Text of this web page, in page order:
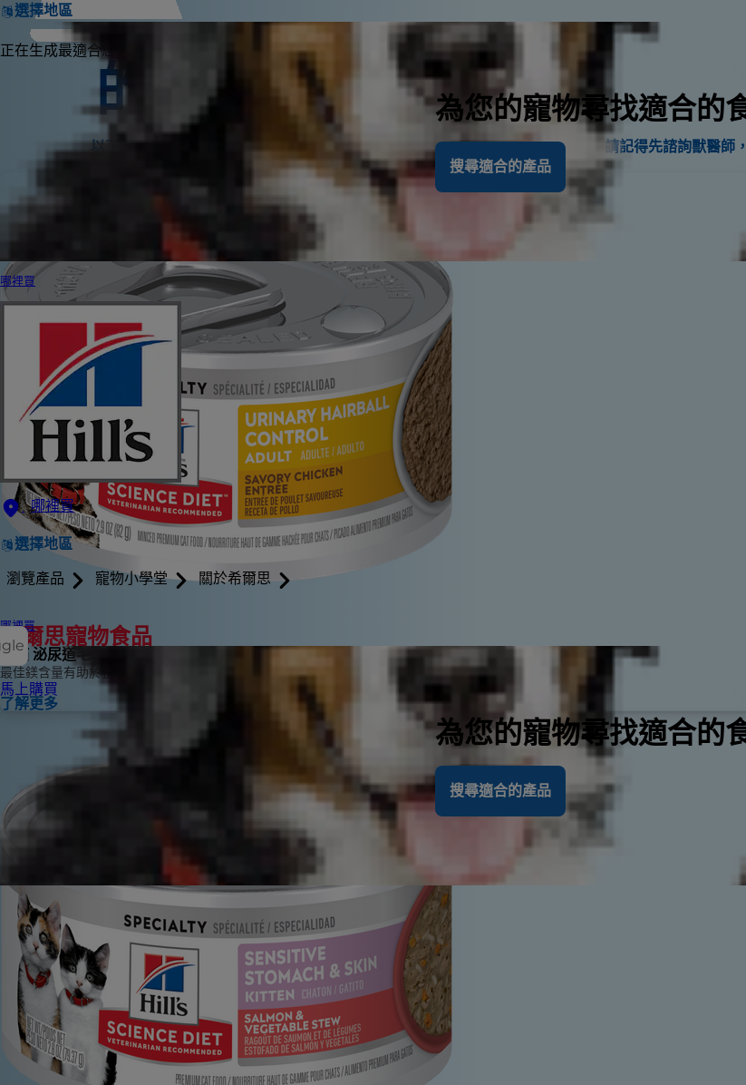
選擇地區
為您的寵物尋找適合的
搜尋適合的產品
哪裡買
哪裡買
選擇地區
瀏覽產品 寵物小學堂 關於希爾思
哪裡買
為您的寵物尋找適合的
搜尋適合的產品
正在生成最適合您的產品推薦
的寵物食品建議
以下是您可以在線上或實體店面購買的希爾思寵物食品 (Science Diet)。不過，請記得先諮詢獸醫師
希爾思寵物食品
成貓 泌尿道毛球控制主食罐頭 香嫩雞肉
最佳鎂含量有助於整體泌尿系統健康
馬上購買
了解更多